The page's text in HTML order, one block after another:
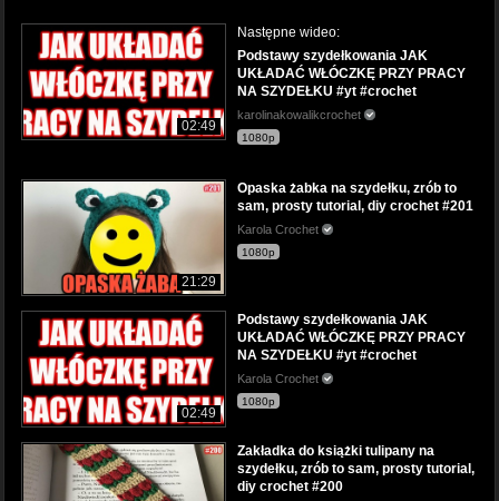
02:49
Następne wideo:
Podstawy szydełkowania JAK
UKŁADAĆ WŁÓCZKĘ PRZY PRACY
NA SZYDEŁKU #yt #crochet
karolinakowalikcrochet
1080p
21:29
Opaska żabka na szydełku, zrób to
sam, prosty tutorial, diy crochet #201
Karola Crochet
1080p
02:49
Podstawy szydełkowania JAK
UKŁADAĆ WŁÓCZKĘ PRZY PRACY
NA SZYDEŁKU #yt #crochet
Karola Crochet
1080p
Zakładka do książki tulipany na
szydełku, zrób to sam, prosty tutorial,
diy crochet #200